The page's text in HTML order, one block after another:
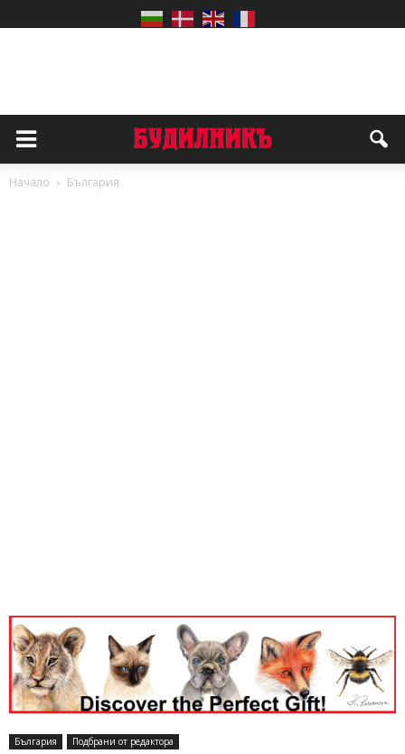
Начало България
България Подбрани от редактора